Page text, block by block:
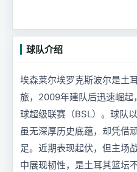
球队介绍
埃森莱尔埃罗克斯波尔是土
旅，2009年建队后迅速崛
球超级联赛（BSL）。球队
虽无深厚历史底蕴，却凭借
足。近期表现起伏，但主场
中展现韧性，是土耳其篮坛